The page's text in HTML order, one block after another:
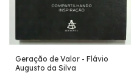
Geração de Valor - Flávio
Augusto da Silva